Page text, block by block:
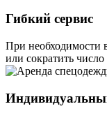
Гибкий сервис
При необходимости
или сократить